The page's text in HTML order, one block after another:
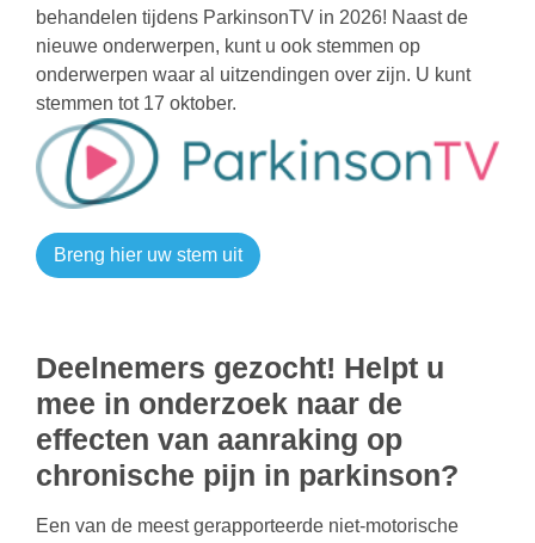
behandelen tijdens ParkinsonTV in 2026! Naast de
nieuwe onderwerpen, kunt u ook stemmen op
onderwerpen waar al uitzendingen over zijn. U kunt
stemmen tot 17 oktober.
Breng hier uw stem uit
Deelnemers gezocht! Helpt u
mee in onderzoek naar de
effecten van aanraking op
chronische pijn in parkinson?
Een van de meest gerapporteerde niet-motorische